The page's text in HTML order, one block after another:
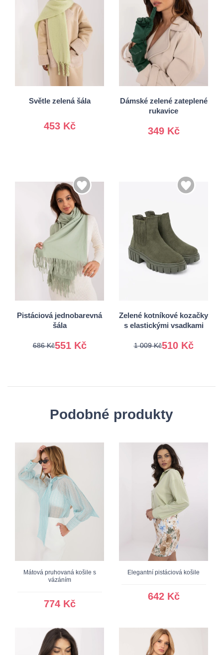
Světle zelená šála
453 Kč
Univerzální
Dámské zelené zateplené
rukavice
349 Kč
S/M
L/XL
Pistáciová jednobarevná
šála
551 Kč
686 Kč
Univerzální
Zelené kotníkové kozačky
s elastickými vsadkami
510 Kč
1 009 Kč
36 37
Podobné produkty
Mátová pruhovaná košile s
vázáním
774 Kč
Elegantní pistáciová košile
642 Kč